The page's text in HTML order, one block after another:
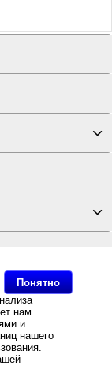
Понятно
нам
и
нашего
автоматизации общепита и
2026.
в Сервисе АК для работы со
в Сервисе АК для
HUB-19 и исправления в